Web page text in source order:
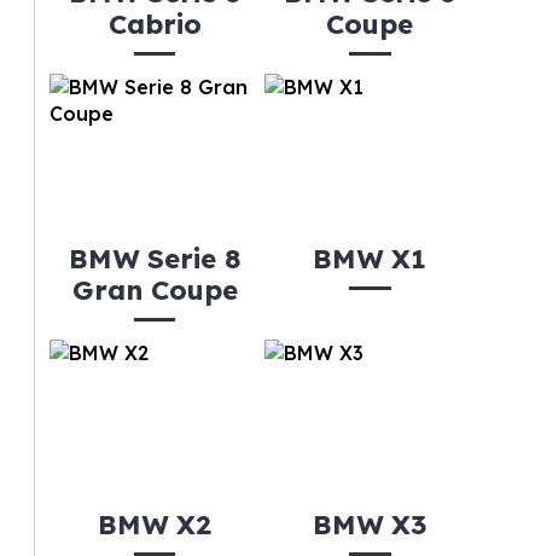
Cabrio
Coupe
BMW Serie 8
Gran Coupe
BMW X1
BMW X2 BMW X3